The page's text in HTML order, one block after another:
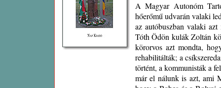
A Magyar Autonóm
hőerőmű udvarán valaki
az autóbuszban valaki
Tóth Ödön kulák Zoltán
körorvos azt mondta,
rehabilitálták; a
történt, a kommunisták a
már el nálunk is azt, ami